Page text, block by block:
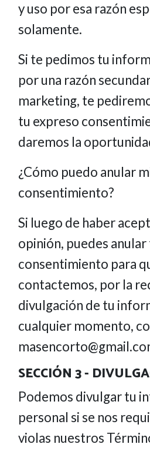
y uso por esa razón
solamente.
Si te pedimos tu
por una razón
marketing, te
tu expreso
daremos la
¿Cómo puedo anular
consentimiento?
Si luego de haber
opinión, puedes anular
consentimiento para
contactemos, por la
divulgación de tu
cualquier momento,
SECCIÓN 3 -
Podemos divulgar tu
personal si se nos
violas nuestros